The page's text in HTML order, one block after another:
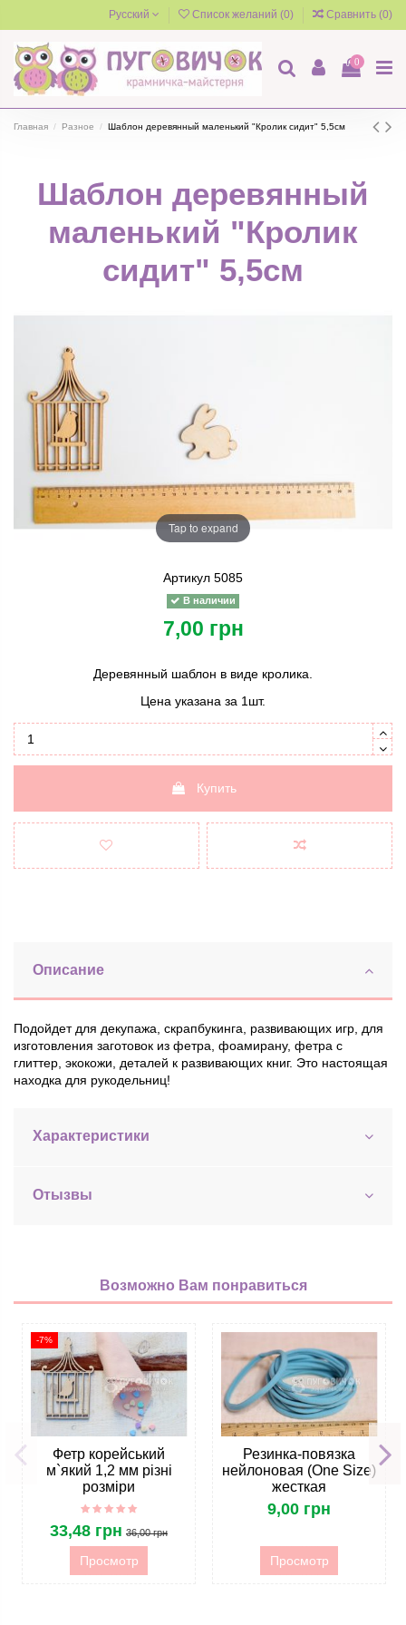
Русский Список желаний (0) Сравнить (0)
0
Главная Разное Шаблон деревянный маленький "Кролик сидит" 5,5см
Шаблон деревянный
маленький "Кролик
сидит" 5,5см
Tap to expand
Артикул 5085
В наличии
7,00 грн
Деревянный шаблон в виде кролика.
Цена указана за 1шт.
Купить
Описание
Подойдет для декупажа, скрапбукинга, развивающих игр, для
изготовления заготовок из фетра, фоамирану, фетра с
глиттер, экокожи, деталей к развивающих книг. Это настоящая
находка для рукодельниц!
Характеристики
Отызвы
Возможно Вам понравиться
-7%
Фетр корейський
м`який 1,2 мм різні
розміри
33,48 грн 36,00 грн
Просмотр
Резинка-повязка
нейлоновая (One Size)
жесткая
9,00 грн
Просмотр